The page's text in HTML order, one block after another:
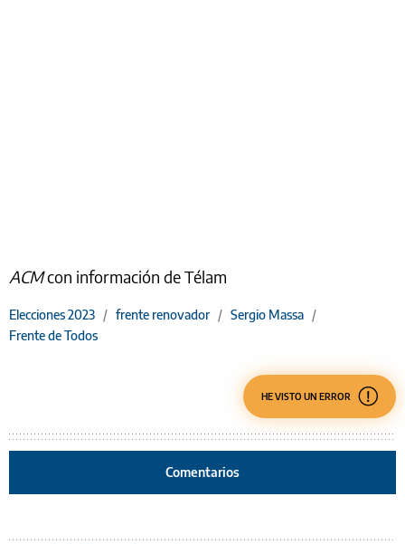
ACMcon información de Télam
Elecciones 2023 / frente renovador / Sergio Massa /
Frente de Todos
HE VISTO UN ERROR
Comentarios